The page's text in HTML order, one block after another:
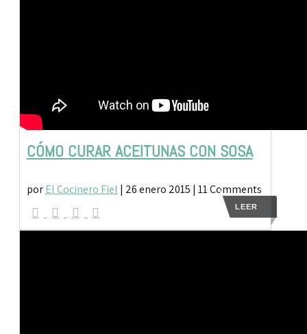
CÓMO CURAR ACEITUNAS CON SOSA
porEl Cocinero Fiel | 26 enero 2015 | 11 Comments
LEER